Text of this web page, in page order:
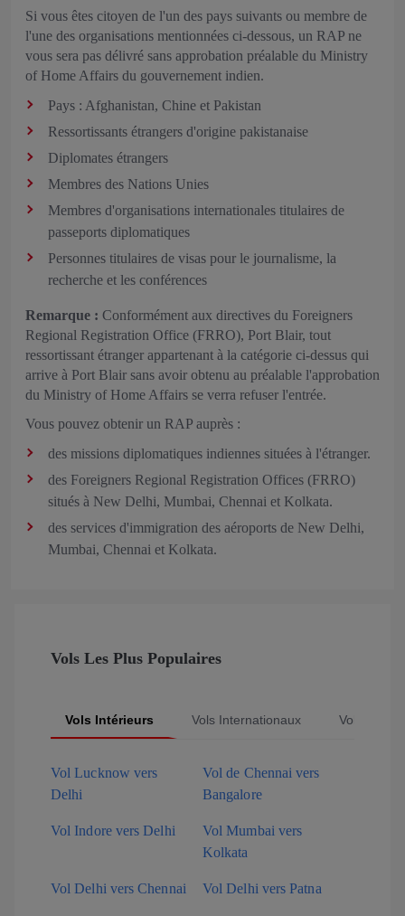
Si vous êtes citoyen de l'un des pays suivants ou membre de
l'une des organisations mentionnées ci‑dessous, un RAP ne
vous sera pas délivré sans approbation préalable du Ministry
of Home Affairs du gouvernement indien.
Pays : Afghanistan, Chine et Pakistan
Ressortissants étrangers d'origine pakistanaise
Diplomates étrangers
Membres des Nations Unies
Membres d'organisations internationales titulaires de
passeports diplomatiques
Personnes titulaires de visas pour le journalisme, la
recherche et les conférences
Remarque : Conformément aux directives du Foreigners
Regional Registration Office (FRRO), Port Blair, tout
ressortissant étranger appartenant à la catégorie ci‑dessus qui
arrive à Port Blair sans avoir obtenu au préalable l'approbation
du Ministry of Home Affairs se verra refuser l'entrée.
Vous pouvez obtenir un RAP auprès :
des missions diplomatiques indiennes situées à l'étranger.
des Foreigners Regional Registration Offices (FRRO)
situés à New Delhi, Mumbai, Chennai et Kolkata.
des services d'immigration des aéroports de New Delhi,
Mumbai, Chennai et Kolkata.
Vols Les Plus Populaires
Vols Intérieurs Vols Internationaux Vols
Vol Lucknow vers
Delhi
Vol de Chennai vers
Bangalore
Vol Indore vers Delhi
Vol Mumbai vers
Kolkata
Vol Delhi vers Chennai Vol Delhi vers Patna